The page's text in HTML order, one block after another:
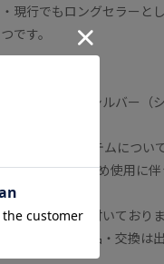
・現行でもロングセラーと
つです。
・スターリングシルバー（
【VINTAGEアイテムについて
・USED商品のため使用に
ます。
・内袋や外箱は付いておりま
・ご購入後の返品・交換は